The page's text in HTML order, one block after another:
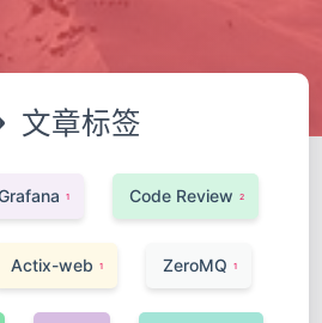
文章标签
1 Code Review 2
Actix-web 1 ZeroMQ 1